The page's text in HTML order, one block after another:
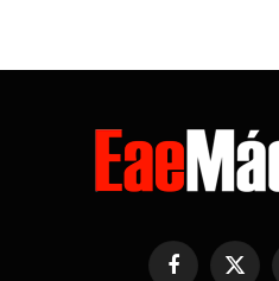
Facebook
X